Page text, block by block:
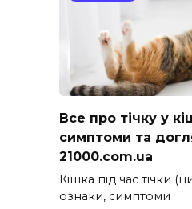
Все про тічку у
симптоми та
21000.com.ua
Кішка під час тічки
ознаки, симптоми